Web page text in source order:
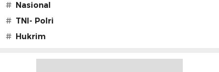
# Nasional
# TNI- Polri
# Hukrim